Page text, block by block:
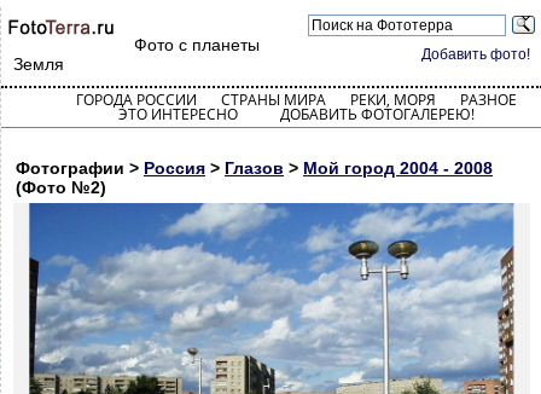
Добавить фото!
Фото с планеты
Земля
ГОРОДА РОССИИ СТРАНЫ МИРА РЕКИ, МОРЯ РАЗНОЕ
ЭТО ИНТЕРЕСНО ДОБАВИТЬ ФОТОГАЛЕРЕЮ!
Фотографии > Россия > Глазов > Мой город 2004 - 2008
(Фото №2)